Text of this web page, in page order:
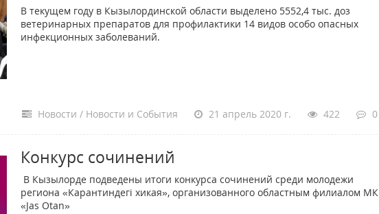
В текущем году в Кызылординской области выделено 5552,4 тыс. доз
ветеринарных препаратов для профилактики 14 видов особо опасных
инфекционных заболеваний.
Новости / Новости и События 21 апрель 2020 г. 422 0
Конкурс сочинений
В Кызылорде подведены итоги конкурса сочинений среди молодежи
региона «Карантиндегі хикая», организованного областным филиалом МК
«Jas Otan»